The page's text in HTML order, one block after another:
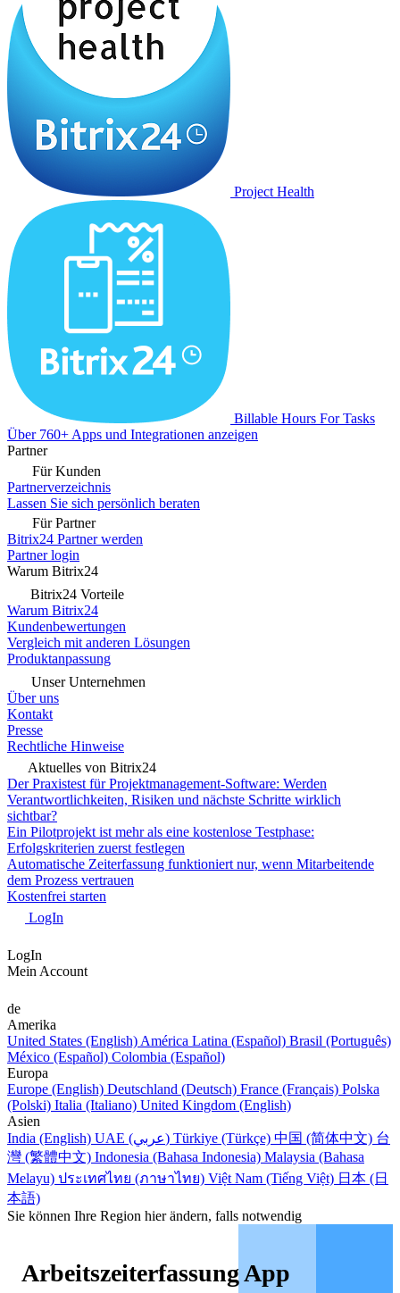
Project Health
Billable Hours For Tasks
Über 760+ Apps und Integrationen anzeigen
Partner
Für Kunden
Partnerverzeichnis
Lassen Sie sich persönlich beraten
Für Partner
Bitrix24 Partner werden
Partner login
Warum Bitrix24
Bitrix24 Vorteile
Warum Bitrix24
Kundenbewertungen
Vergleich mit anderen Lösungen
Produktanpassung
Unser Unternehmen
Über uns
Kontakt
Presse
Rechtliche Hinweise
Aktuelles von Bitrix24
Der Praxistest für Projektmanagement-Software: Werden
Verantwortlichkeiten, Risiken und nächste Schritte wirklich
sichtbar?
Ein Pilotprojekt ist mehr als eine kostenlose Testphase:
Erfolgskriterien zuerst festlegen
Automatische Zeiterfassung funktioniert nur, wenn Mitarbeitende
dem Prozess vertrauen
Kostenfrei starten
LogIn
LogIn
Mein Account
de
Amerika
United States (English) América Latina (Español) Brasil (Português)
México (Español) Colombia (Español)
Europa
Europe (English) Deutschland (Deutsch) France (Français) Polska
(Polski) Italia (Italiano) United Kingdom (English)
Asien
India (English)
UAE (عربي) Türkiye (Türkçe) 中国 (简体中文) 台
灣 (繁體中文) Indonesia (Bahasa Indonesia) Malaysia (Bahasa
Melayu) ประเทศไทย (ภาษาไทย) Việt Nam (Tiếng Việt) 日本 (日
本語)
Sie können Ihre Region hier ändern, falls notwendig
Arbeitszeiterfassung App